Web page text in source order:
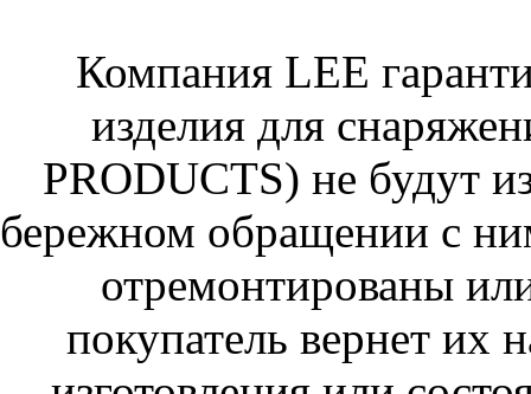
Компания LEE
изделия для
PRODUCTS) не будут
бережном обращении с
отремонтированы
покупатель вернет их